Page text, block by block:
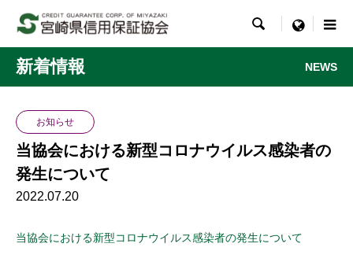
 menu
新着情報 NEWS
お知らせ
当協会における新型コロナウイルス感染者の
発生について
2022.07.20
当協会における新型コロナウイルス感染者の発生について